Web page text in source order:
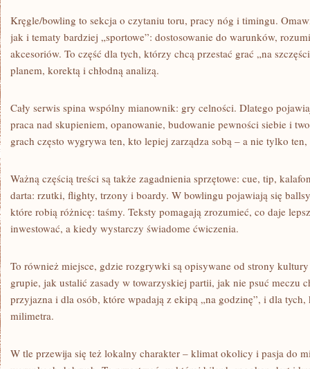
Kręgle/bowling to sekcja o czytaniu toru, pracy nóg i timingu.
jak i tematy bardziej „sportowe”: dostosowanie do warunków,
akcesoriów. To część dla tych, którzy chcą przestać grać „na
planem, korektą i chłodną analizą.
Cały serwis spina wspólny mianownik: gry celności. Dlatego
praca nad skupieniem, opanowanie, budowanie pewności siebie i
grach często wygrywa ten, kto lepiej zarządza sobą – a nie tylko
Ważną częścią treści są także zagadnienia sprzętowe: cue, tip,
darta: rzutki, flighty, trzony i boardy. W bowlingu pojawiają się
które robią różnicę: taśmy. Teksty pomagają zrozumieć, co daje
inwestować, a kiedy wystarczy świadome ćwiczenia.
To również miejsce, gdzie rozgrywki są opisywane od strony
grupie, jak ustalić zasady w towarzyskiej partii, jak nie psuć meczu
przyjazna i dla osób, które wpadają z ekipą „na godzinę”, i dla
milimetra.
W tle przewija się też lokalny charakter – klimat okolicy i pasja do